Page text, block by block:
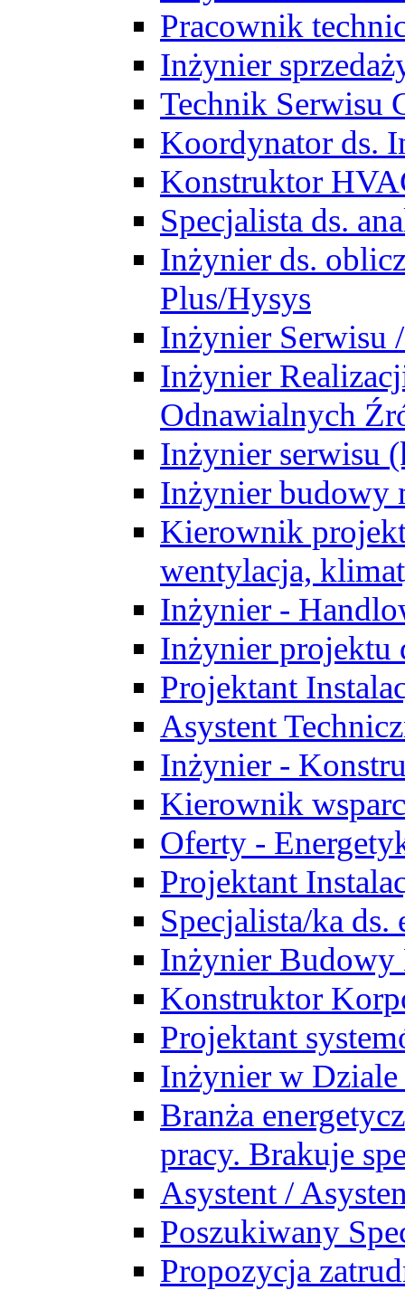
Pracownik
Inżynier
Technik Serwisu
Koordynator ds.
Konstruktor
Specjalista ds.
Inżynier ds.
Plus/Hysys
Inżynier Serwisu
Inżynier
Odnawialnych
Inżynier serwisu
Inżynier budowy
Kierownik
wentylacja,
Inżynier -
Inżynier projektu
Projektant
Asystent
Inżynier -
Kierownik
Oferty -
Projektant
Specjalista/ka
Inżynier
Konstruktor
Projektant
Inżynier w
Branża
pracy. Brakuje
Asystent /
Poszukiwany
Propozycja